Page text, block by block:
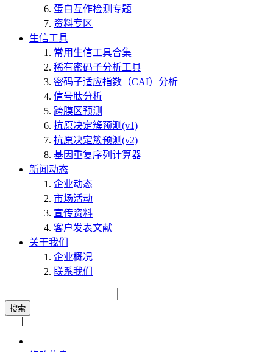
蛋白互作检测专题
资料专区
生信工具
常用生信工具合集
稀有密码子分析工具
密码子适应指数（CAI）分析
信号肽分析
跨膜区预测
抗原决定簇预测(v1)
抗原决定簇预测(v2)
基因重复序列计算器
新闻动态
企业动态
市场活动
宣传资料
客户发表文献
关于我们
企业概况
联系我们
搜索
| |